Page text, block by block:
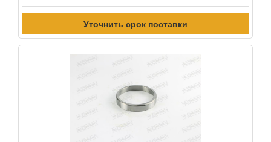
Уточнить срок поставки